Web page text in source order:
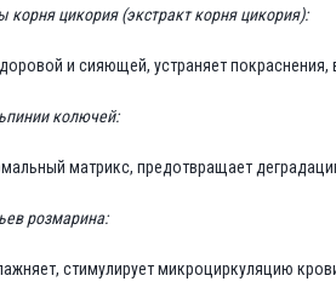
корня цикория (экстракт корня цикория):
и сияющей, устраняет
колючей:
матрикс, предотвращает
розмарина:
стимулирует микроциркуляцию